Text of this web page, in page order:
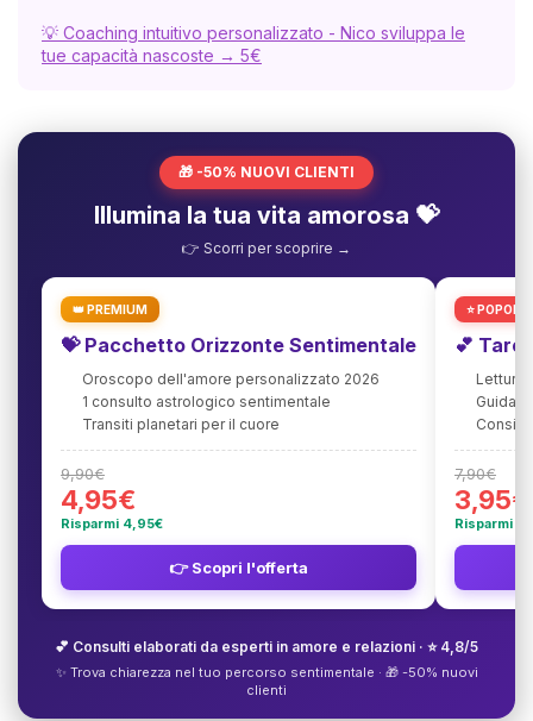
💡 Coaching intuitivo personalizzato - Nico sviluppa le
tue capacità nascoste → 5€
🎁 -50% NUOVI CLIENTI
Illumina la tua vita amorosa 💝
👉 Scorri per scoprire →
👑 PREMIUM
💝 Pacchetto Orizzonte Sentimentale
Oroscopo dell'amore personalizzato 2026
1 consulto astrologico sentimentale
Transiti planetari per il cuore
9,90€
4,95€
Risparmi 4,95€
👉 Scopri l'offerta
⭐
💕
Lettura
Guida
7,90€
3,95€
Risparmi
💕 Consulti elaborati da esperti in amore e relazioni · ⭐ 4,8/5
✨ Trova chiarezza nel tuo percorso sentimentale · 🎁 -50% nuovi
clienti